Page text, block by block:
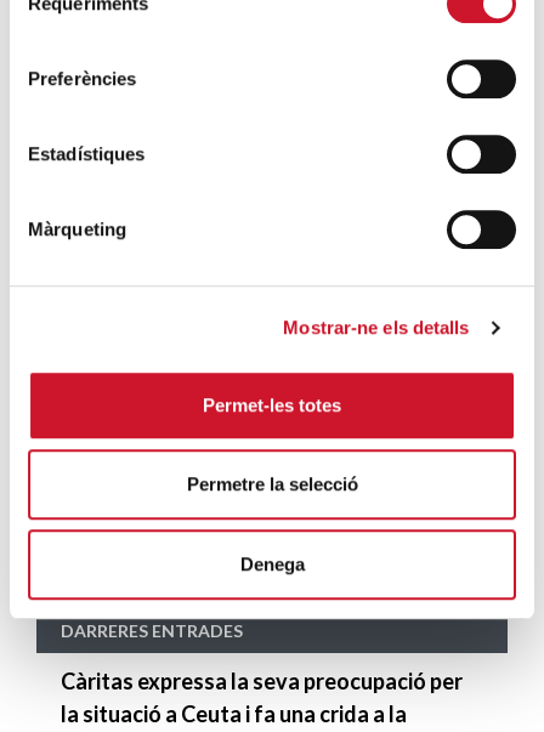
Preferències
Estadístiques
Màrqueting
Mostrar-ne els detalls
Permet-les totes
Permetre la selecció
Denega
ENTRADES RELACIONADES
SEGUEIX LLEGINT
Càritas Acull: Formació de primera acollida
SEGUEIX LLEGINT
Conèixer per estimar: Litúrgies que
s’omplen de colors i accents nous
DARRERES ENTRADES
Càritas expressa la seva preocupació per
la situació a Ceuta i fa una crida a la